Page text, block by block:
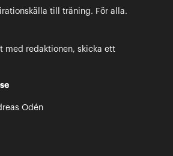
till träning. För alla.
med redaktionen, skicka ett
Odén